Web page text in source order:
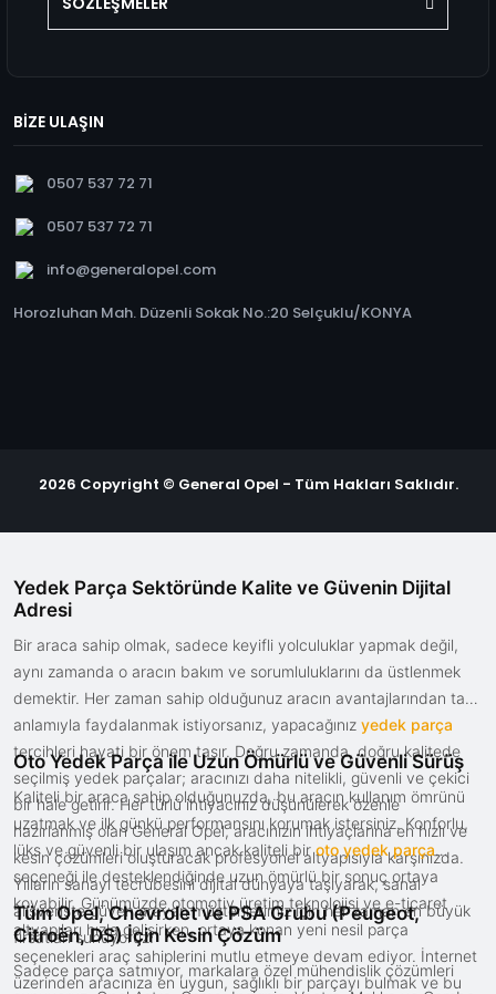
BİZE ULAŞIN
0507 537 72 71
0507 537 72 71
info@generalopel.com
Horozluhan Mah. Düzenli Sokak No.:20 Selçuklu/KONYA
2026 Copyright © General Opel - Tüm Hakları Saklıdır.
Yedek Parça Sektöründe Kalite ve Güvenin Dijital
Adresi
Bir araca sahip olmak, sadece keyifli yolculuklar yapmak değil,
aynı zamanda o aracın bakım ve sorumluluklarını da üstlenmek
demektir. Her zaman sahip olduğunuz aracın avantajlarından tam
anlamıyla faydalanmak istiyorsanız, yapacağınız yedek parça
tercihleri hayati bir önem taşır. Doğru zamanda, doğru kalitede
seçilmiş yedek parçalar; aracınızı daha nitelikli, güvenli ve çekici
bir hale getirir. Her türlü ihtiyacınız düşünülerek özenle
hazırlanmış olan General Opel, aracınızın ihtiyaçlarına en hızlı ve
kesin çözümleri oluşturacak profesyonel altyapısıyla karşınızda.
Yılların sanayi tecrübesini dijital dünyaya taşıyarak, sanal
alışverişte güven arayan müşterilerimiz için her zaman en büyük
fırsatları sunuyoruz.
Oto Yedek Parça ile Uzun Ömürlü ve Güvenli Sürüş
Kaliteli bir araca sahip olduğunuzda, bu aracın kullanım ömrünü
uzatmak ve ilk günkü performansını korumak istersiniz. Konforlu,
lüks ve güvenli bir ulaşım ancak kaliteli biroto yedek parça
seçeneği ile desteklendiğinde uzun ömürlü bir sonuç ortaya
koyabilir. Günümüzde otomotiv üretim teknolojisi ve e-ticaret
altyapıları hızla gelişirken, ortaya konan yeni nesil parça
seçenekleri araç sahiplerini mutlu etmeye devam ediyor. İnternet
üzerinden aracınıza en uygun, sağlıklı bir parçayı bulmak ve bu
Tüm Opel, Chevrolet ve PSA Grubu (Peugeot,
Citroën, DS) İçin Kesin Çözüm
Sadece parça satmıyor, markalara özel mühendislik çözümleri